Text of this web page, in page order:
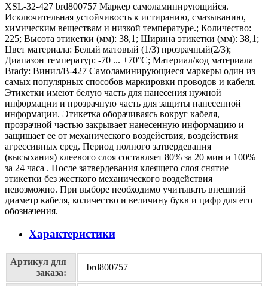
XSL-32-427 brd800757 Маркер самоламинирующийся.
Исключительная устойчивость к истиранию, смазыванию,
химическим веществам и низкой температуре.; Количество:
225; Высота этикетки (мм): 38,1; Ширина этикетки (мм): 38,1;
Цвет материала: Белый матовый (1/3) прозрачный(2/3);
Диапазон температур: -70 ... +70°С; Материал/код материала
Brady: Винил/В-427 Самоламинирующиеся маркеры один из
самых популярных способов маркировки проводов и кабеля.
Этикетки имеют белую часть для нанесения нужной
информации и прозрачную часть для защиты нанесенной
информации. Этикетка оборачиваясь вокруг кабеля,
прозрачной частью закрывает нанесенную информацию и
защищает ее от механического воздействия, воздействия
агрессивных сред. Период полного затвердевания
(высыхания) клеевого слоя составляет 80% за 20 мин и 100%
за 24 часа . После затвердевания клеящего слоя снятие
этикетки без жесткого механического воздействия
невозможно. При выборе необходимо учитывать внешний
диаметр кабеля, количество и величину букв и цифр для его
обозначения.
Характеристики
Артикул для
заказа:
brd800757